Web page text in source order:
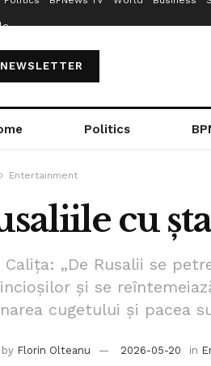
NEWSLETTER
Politics
Entertainment
cu
Calița: „De Rusalii se
și se
cugetului și pacea
by Florin Olteanu 2026-05-20 in